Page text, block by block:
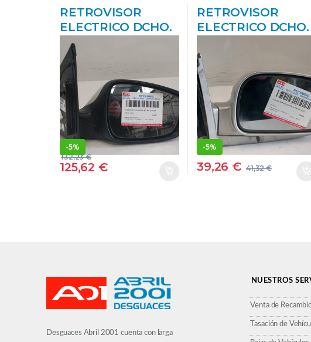
RETROVISOR
ELECTRICO DCHO.
HYUNDAI I30 (GD)
(2012->) 1.4 CITY [1,4
LTR. – 73 KW CAT]
G4LC – #PROV#
G4LCPROV 87620
A6040 87620A6040
BLANCO DERECHO
ESPEJO
-5%
125,62 €
132,23€
RETROVISOR
ELECTRICO DCHO.
FE (SM)(2001->) 2.0
CRDI 4×4 D 4EA-V
– #PROV#
D4EAVPROV
012147 12147 GRIS
DERECHO ESPEJO
-5%
39,26 € 41,32€
Desguaces Abril 2001 cuenta con larga
NUESTROS
Venta de
Tasación de